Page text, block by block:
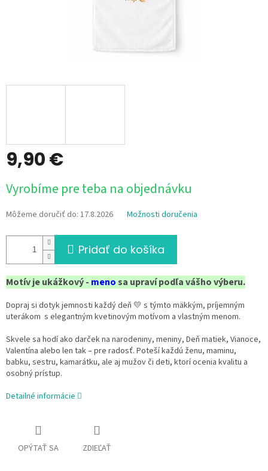
9,90 €
cena:
Vyrobíme pre teba na objednávku
Môžeme doručiť do: 17.8.2026 Možnosti doručenia
Pridať do košíka
Motív je ukážkový - menosa upraví podľa vášho výberu.
Dopraj si dotyk jemnosti každý deň 💛 s týmto mäkkým, príjemným
uterákom s elegantným kvetinovým motívom a vlastným menom.
Skvele sa hodí ako darček na narodeniny, meniny, Deň matiek, Vianoce,
Valentína alebo len tak – pre radosť. Poteší každú ženu, maminu,
babku, sestru, kamarátku, ale aj mužov či deti, ktorí ocenia kvalitu a
osobný prístup.
Detailné informácie
OPÝTAŤ SA ZDIEĽAŤ